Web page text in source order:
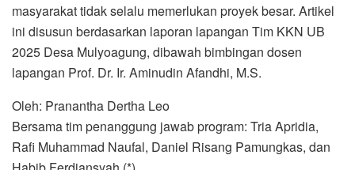
masyarakat tidak selalu memerlukan proyek besar. Artikel
ini disusun berdasarkan laporan lapangan Tim KKN UB
2025 Desa Mulyoagung, dibawah bimbingan dosen
lapangan Prof. Dr. Ir. Aminudin Afandhi, M.S.
Oleh: Pranantha Dertha Leo
Bersama tim penanggung jawab program: Tria Apridia,
Rafi Muhammad Naufal, Daniel Risang Pamungkas, dan